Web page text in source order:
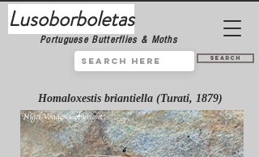
Lusoborboletas
Portuguese Butterflies & Moths
Search
Homaloxestis briantiella (Turati, 1879)